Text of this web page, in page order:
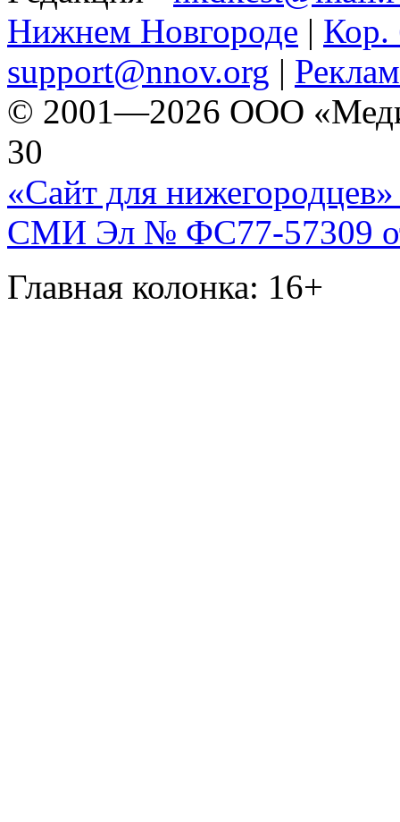
Нижнем Новгороде | Кор.
support@nnov.org |
© 2001—2026 ООО
30
«Сайт для нижегородцев»
СМИ Эл № ФС77-57309
Главная колонка: 16+